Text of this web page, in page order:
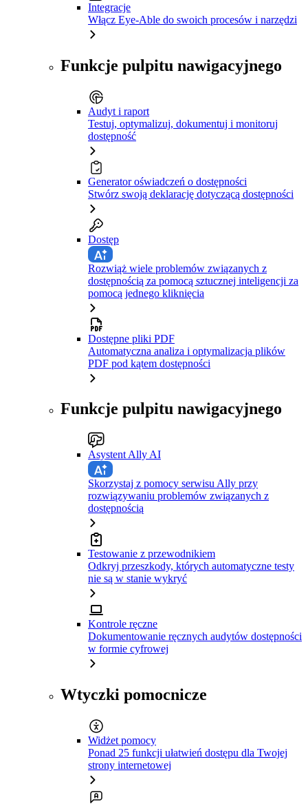
Integracje
Włącz Eye-Able do swoich procesów i narzędzi
Funkcje pulpitu nawigacyjnego
Audyt i raport
Testuj, optymalizuj, dokumentuj i monitoruj
dostępność
Generator oświadczeń o dostępności
Stwórz swoją deklarację dotyczącą dostępności
Dostęp
Rozwiąż wiele problemów związanych z
dostępnością za pomocą sztucznej inteligencji za
pomocą jednego kliknięcia
Dostępne pliki PDF
Automatyczna analiza i optymalizacja plików
PDF pod kątem dostępności
Funkcje pulpitu nawigacyjnego
Asystent Ally AI
Skorzystaj z pomocy serwisu Ally przy
rozwiązywaniu problemów związanych z
dostępnością
Testowanie z przewodnikiem
Odkryj przeszkody, których automatyczne testy
nie są w stanie wykryć
Kontrole ręczne
Dokumentowanie ręcznych audytów dostępności
w formie cyfrowej
Wtyczki pomocnicze
Widżet pomocy
Ponad 25 funkcji ułatwień dostępu dla Twojej
strony internetowej